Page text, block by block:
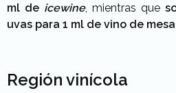
ml de icewine, mientras que
uvas para 1 ml de vino de
Región vinícola